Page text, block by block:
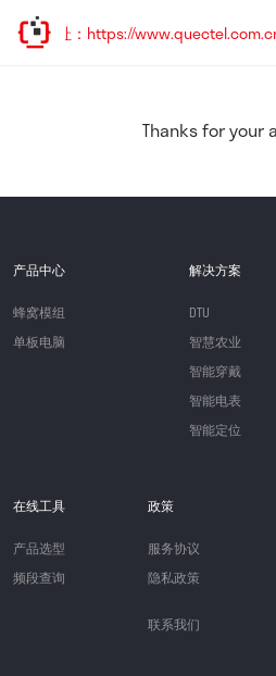
访问新址：https://
Thanks for your
产品中心
蜂窝模组
单板电脑
解决方案
DTU
智慧农业
智能穿戴
智能电表
智能定位
在线工具
产品选型
频段查询
政策
服务协议
隐私政策
联系我们